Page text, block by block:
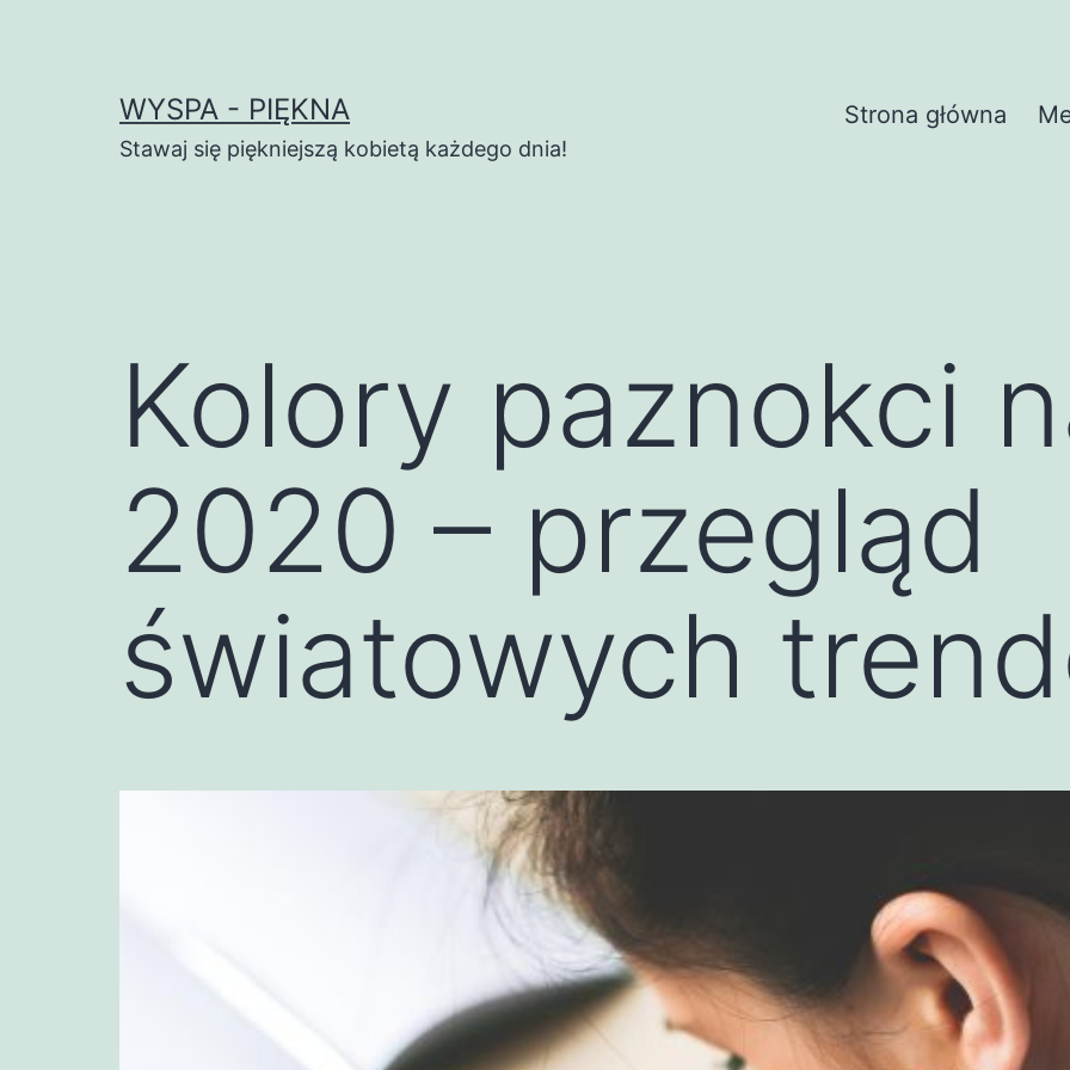
WYSPA - PIĘKNA
Stawaj się piękniejszą kobietą każdego dnia!
Strona główna
Kolory paznokci
2020 – przegląd
światowych